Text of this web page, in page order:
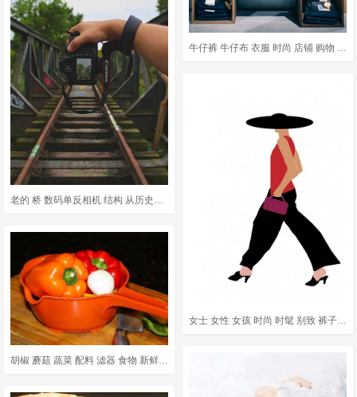
牛仔裤 牛仔布 衣服 时尚 店铺 购物 购物中心 木制的
女士 女性 女孩 时尚 时髦 别致 裤子 黑色的 帽子